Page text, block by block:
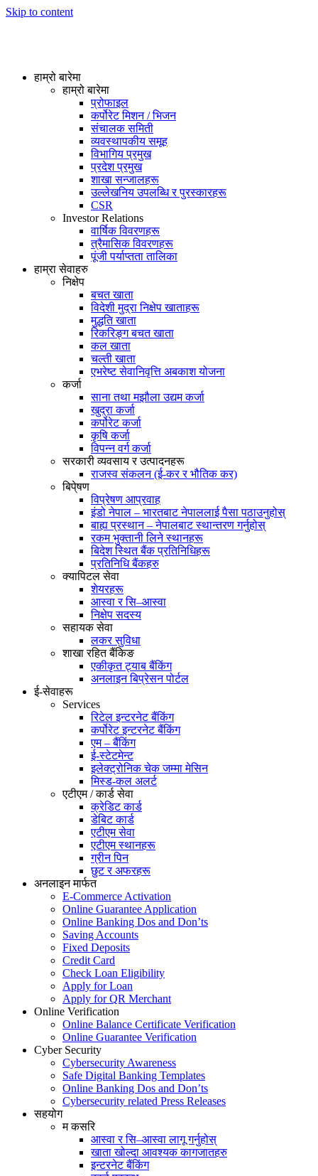
Skip to content
हाम्रो बारेमा
हाम्रो बारेमा
प्रोफाइल
कर्पोरेट मिशन / भिजन
संचालक समिती
व्यवस्थापकीय समूह
विभागिय प्रमुख
प्रदेश प्रमुख
शाखा सन्जालहरू
उल्लेखनिय उपलब्धि र पुरस्कारहरू
CSR
Investor Relations
वार्षिक विवरणहरू
त्रैमासिक विवरणहरू
पूंजी पर्याप्तता तालिका
हाम्रा सेवाहरु
निक्षेप
बचत खाता
विदेशी मुद्रा निक्षेप खाताहरू
मुद्धति खाता
रिकरिङ्ग बचत खाता
कल खाता
चल्ती खाता
एभरेष्ट सेवानिवृत्ति अबकाश योजना
कर्जा
साना तथा मझौला उद्यम कर्जा
खुद्रा कर्जा
कर्पोरेट कर्जा
कृषि कर्जा
विपन्न वर्ग कर्जा
सरकारी व्यवसाय र उत्पादनहरू
राजस्व संकलन (ई-कर र भौतिक कर)
बिपे्षण
विप्रेषण आप्रवाह
इंडो नेपाल – भारतबाट नेपाललाई पैसा पठाउनुहोस्
बाह्य प्रस्थान – नेपालबाट स्थान्तरण गर्नुहोस्
रकम भुक्तानी लिने स्थानहरू
बिदेश स्थित बैंक प्रतिनिधिहरू
प्रतिनिधि बैंकहरु
क्यापिटल सेवा
शेयरहरू
आस्वा र सि–आस्वा
निक्षेप सदस्य
सहायक सेवा
लकर सुविधा
शाखा रहित बैंकिङ
एकीकृत ट्याब बैंकिंग
अनलाइन बिप्रेसन पोर्टल
ई-सेवाहरू
Services
रिटेल इन्टरनेट बैंकिंग
कर्पोरेट इन्टरनेट बैंकिंग
एम – बैंकिंग
ई-स्टेटमेन्ट
इलेक्ट्रोनिक चेक जम्मा मेसिन
मिस्ड-कल अलर्ट
एटीएम / कार्ड सेवा
क्रेडिट कार्ड
डेबिट कार्ड
एटीएम सेवा
एटीएम स्थानहरू
ग्रीन पिन
छुट र अफरहरू
अनलाइन मार्फत
E-Commerce Activation
Online Guarantee Application
Online Banking Dos and Don’ts
Saving Accounts
Fixed Deposits
Credit Card
Check Loan Eligibility
Apply for Loan
Apply for QR Merchant
Online Verification
Online Balance Certificate Verification
Online Guarantee Verification
Cyber Security
Cybersecurity Awareness
Safe Digital Banking Templates
Online Banking Dos and Don’ts
Cybersecurity related Press Releases
सहयोग
म कसरि
आस्वा र सि–आस्वा लागू गर्नुहोस्
खाता खोल्दा आवश्यक कागजातहरु
इन्टरनेट बैंकिंग